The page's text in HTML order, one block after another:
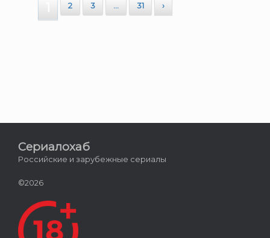
2 3 … 31 ›
Сериалохаб
Российские и зарубежные сериалы
©2026